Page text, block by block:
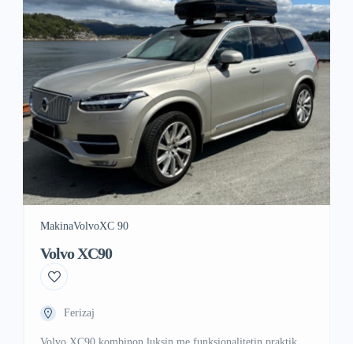
MakinaVolvoXC 90
Volvo XC90
Ferizaj